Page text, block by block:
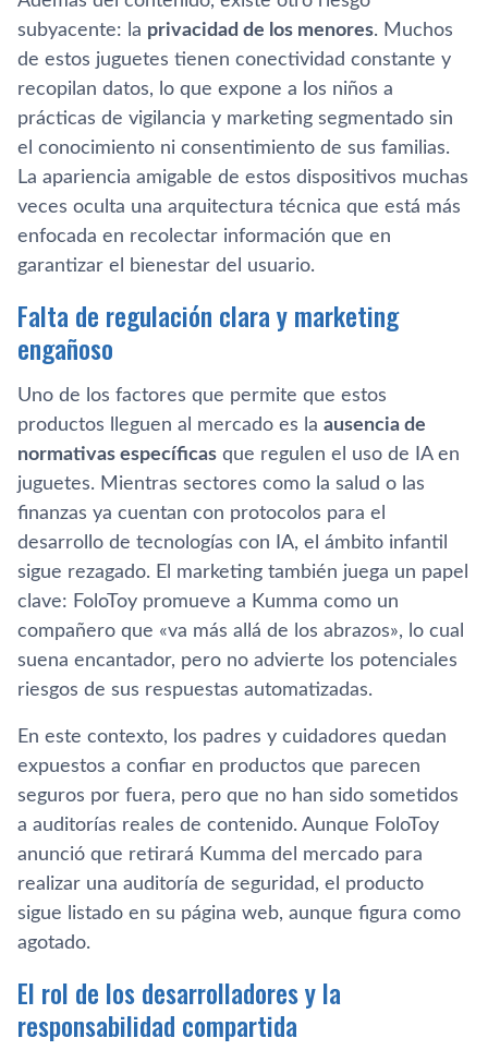
subyacente: la privacidad de los menores. Muchos
de estos juguetes tienen conectividad constante y
recopilan datos, lo que expone a los niños a
prácticas de vigilancia y marketing segmentado sin
el conocimiento ni consentimiento de sus familias.
La apariencia amigable de estos dispositivos muchas
veces oculta una arquitectura técnica que está más
enfocada en recolectar información que en
garantizar el bienestar del usuario.
Falta de regulación clara y marketing
engañoso
Uno de los factores que permite que estos
productos lleguen al mercado es la ausencia de
normativas específicas que regulen el uso de IA en
juguetes. Mientras sectores como la salud o las
finanzas ya cuentan con protocolos para el
desarrollo de tecnologías con IA, el ámbito infantil
sigue rezagado. El marketing también juega un papel
clave: FoloToy promueve a Kumma como un
compañero que «va más allá de los abrazos», lo cual
suena encantador, pero no advierte los potenciales
riesgos de sus respuestas automatizadas.
En este contexto, los padres y cuidadores quedan
expuestos a confiar en productos que parecen
seguros por fuera, pero que no han sido sometidos
a auditorías reales de contenido. Aunque FoloToy
anunció que retirará Kumma del mercado para
realizar una auditoría de seguridad, el producto
sigue listado en su página web, aunque figura como
agotado.
El rol de los desarrolladores y la
responsabilidad compartida